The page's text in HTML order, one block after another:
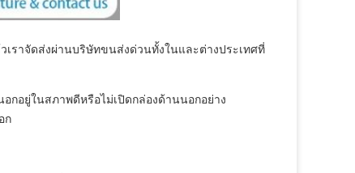
เราจัดส่งผ่านบริษัทขนส่งด่วนทั้งในและต่างประเทศที่
กอยู่ในสภาพดีหรือไม่เปิดกล่องด้านนอกอย่าง
ก